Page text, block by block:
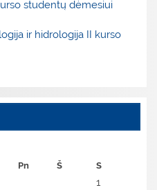
studentų dėmesiui
ir hidrologija II kurso
Pn Š S
1